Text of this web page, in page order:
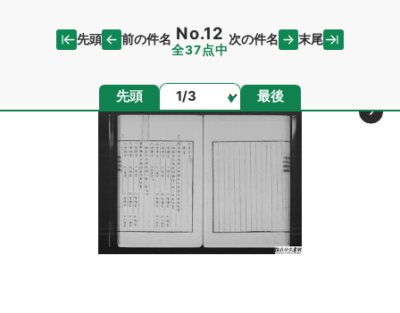
先頭 前の件名 No.12
全37点中
次の件名 末尾
先頭 ページ 最後